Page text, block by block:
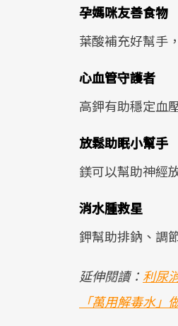
孕媽咪友善食物
葉酸補充好幫手
心血管守護者
高鉀有助穩定血
放鬆助眠小幫手
鎂可以幫助神經
消水腫救星
鉀幫助排鈉、調
延伸閱讀：利尿
「萬用解毒水」